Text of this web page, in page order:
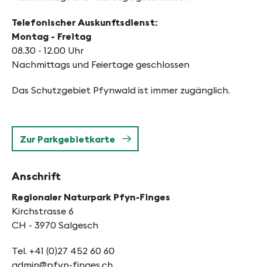
Telefonischer Auskunftsdienst:
Montag - Freitag
08.30 - 12.00 Uhr
Nachmittags und Feiertage geschlossen
Das Schutzgebiet Pfynwald ist immer zugänglich.
Zur Parkgebietkarte
Anschrift
Regionaler Naturpark Pfyn-Finges
Kirchstrasse 6
CH - 3970 Salgesch
Tel. +41 (0)27 452 60 60
admin@pfyn-finges.ch